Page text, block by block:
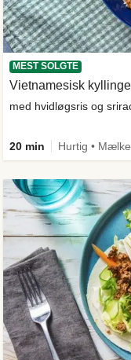
MEST SOLGTE
Vietnamesisk
med hvidløgsris og
20 min Hurtig •